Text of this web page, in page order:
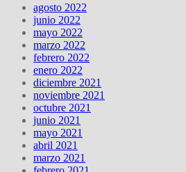
agosto 2022
junio 2022
mayo 2022
marzo 2022
febrero 2022
enero 2022
diciembre 2021
noviembre 2021
octubre 2021
junio 2021
mayo 2021
abril 2021
marzo 2021